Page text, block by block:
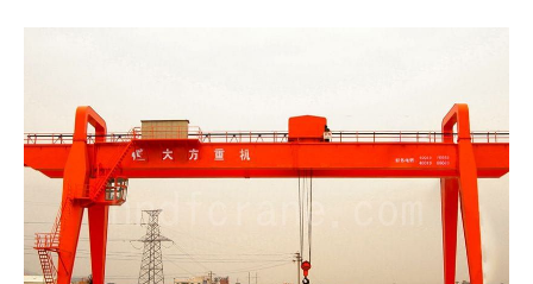
Беларуская мова
Dansk
Norsk
O‘zbekcha